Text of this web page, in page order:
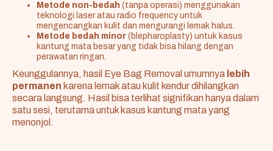
Metode non-bedah (tanpa operasi) menggunakan
teknologi laser atau radio frequency untuk
mengencangkan kulit dan mengurangi lemak halus.
Metode bedah minor (blepharoplasty) untuk kasus
kantung mata besar yang tidak bisa hilang dengan
perawatan ringan.
Keunggulannya, hasil Eye Bag Removal umumnya lebih
permanen karena lemak atau kulit kendur dihilangkan
secara langsung. Hasil bisa terlihat signifikan hanya dalam
satu sesi, terutama untuk kasus kantung mata yang
menonjol.